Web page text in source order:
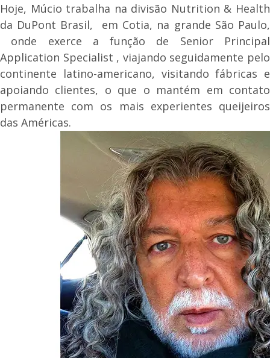
Hoje, Múcio trabalha na divisão Nutrition & Health
da DuPont Brasil, em Cotia, na grande São Paulo,
onde exerce a função de Senior Principal
Application Specialist , viajando seguidamente pelo
continente latino-americano, visitando fábricas e
apoiando clientes, o que o mantém em contato
permanente com os mais experientes queijeiros
das Américas.